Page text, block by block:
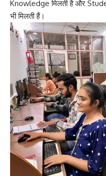
Knowledge मिलती है और
भी मिलती हैं।